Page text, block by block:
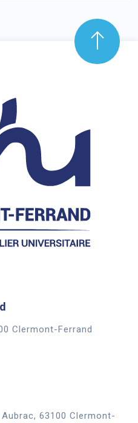
Clermont-Ferrand
63100 Clermont-